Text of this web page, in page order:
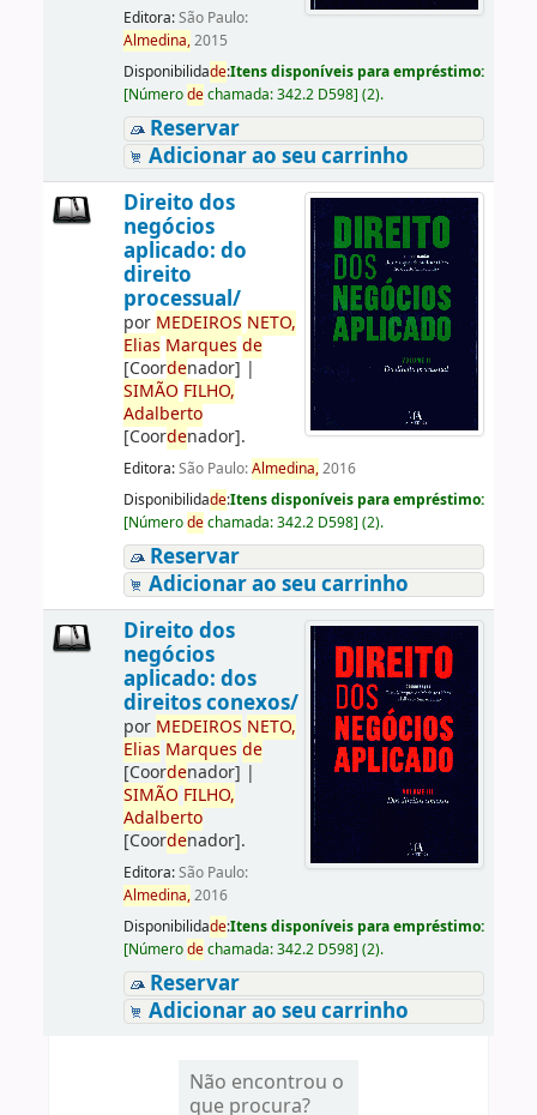
Editora:São Paulo:
Almedina,2015
Disponibilidade:Itens disponíveis para empréstimo:
[Númerodechamada:342.2 D598] (2).
Reservar
Adicionar ao seu carrinho
Direito dos
negócios
aplicado: do
direito
processual/
por MEDEIROS NETO,
Elias Marques de
[Coordenador] |
SIMÃO FILHO,
Adalberto
[Coordenador].
Editora:São Paulo:Almedina,2016
Disponibilidade:Itens disponíveis para empréstimo:
[Númerodechamada:342.2 D598] (2).
Reservar
Adicionar ao seu carrinho
Direito dos
negócios
aplicado: dos
direitos conexos/
por MEDEIROS NETO,
Elias Marques de
[Coordenador] |
SIMÃO FILHO,
Adalberto
[Coordenador].
Editora:São Paulo:
Almedina,2016
Disponibilidade:Itens disponíveis para empréstimo:
[Númerodechamada:342.2 D598] (2).
Reservar
Adicionar ao seu carrinho
Não encontrou o
que procura?